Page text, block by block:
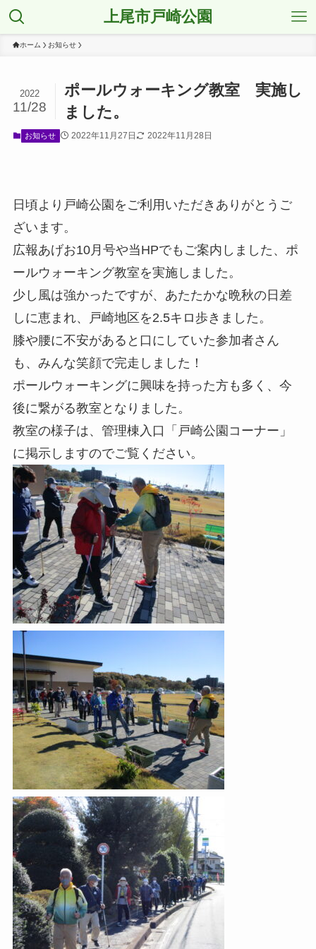
上尾市戸崎公園
ホーム お知らせ
ポールウォーキング教室 実施し
ました。
2022
11/28
お知らせ 2022年11月27日 2022年11月28日
日頃より戸崎公園をご利用いただきありがとうご
ざいます。
広報あげお10月号や当HPでもご案内しました、ポ
ールウォーキング教室を実施しました。
少し風は強かったですが、あたたかな晩秋の日差
しに恵まれ、戸崎地区を2.5キロ歩きました。
膝や腰に不安があると口にしていた参加者さん
も、みんな笑顔で完走しました！
ポールウォーキングに興味を持った方も多く、今
後に繋がる教室となりました。
教室の様子は、管理棟入口「戸崎公園コーナー」
に掲示しますのでご覧ください。